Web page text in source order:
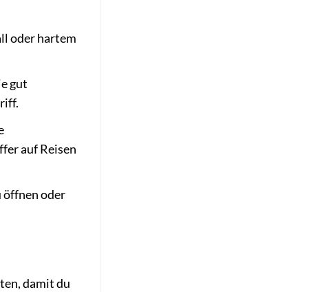
oder hartem
gut
auf Reisen
öffnen oder
damit du